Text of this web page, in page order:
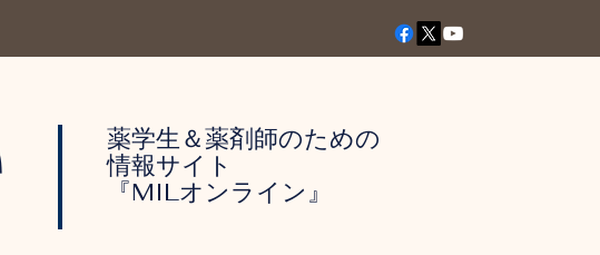
薬学生＆薬剤師のための
情報サイト
『MILオンライン』